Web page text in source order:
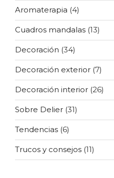
Aromaterapia (4)
Cuadros mandalas (13)
Decoración (34)
Decoración exterior (7)
Decoración interior (26)
Sobre Delier (31)
Tendencias (6)
Trucos y consejos (11)